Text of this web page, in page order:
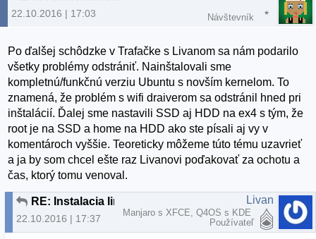
22.10.2016 | 17:03 Návštevník
Po ďalšej schôdzke v Trafačke s Livanom sa nám podarilo
všetky problémy odstrániť. Nainštalovali sme
kompletnú/funkčnú verziu Ubuntu s novším kernelom. To
znamená, že problém s wifi draiverom sa odstránil hned pri
inštalácií. Ďalej sme nastavili SSD aj HDD na ex4 s tým, že
root je na SSD a home na HDD ako ste písali aj vy v
komentároch vyššie. Teoreticky môžeme túto tému uzavrieť
a ja by som chcel ešte raz Livanovi poďakovať za ochotu a
čas, ktorý tomu venoval.
RE: Instalacia linuxu
22.10.2016 | 17:37
Livan
Manjaro s XFCE, Q4OS s KDE
Používateľ